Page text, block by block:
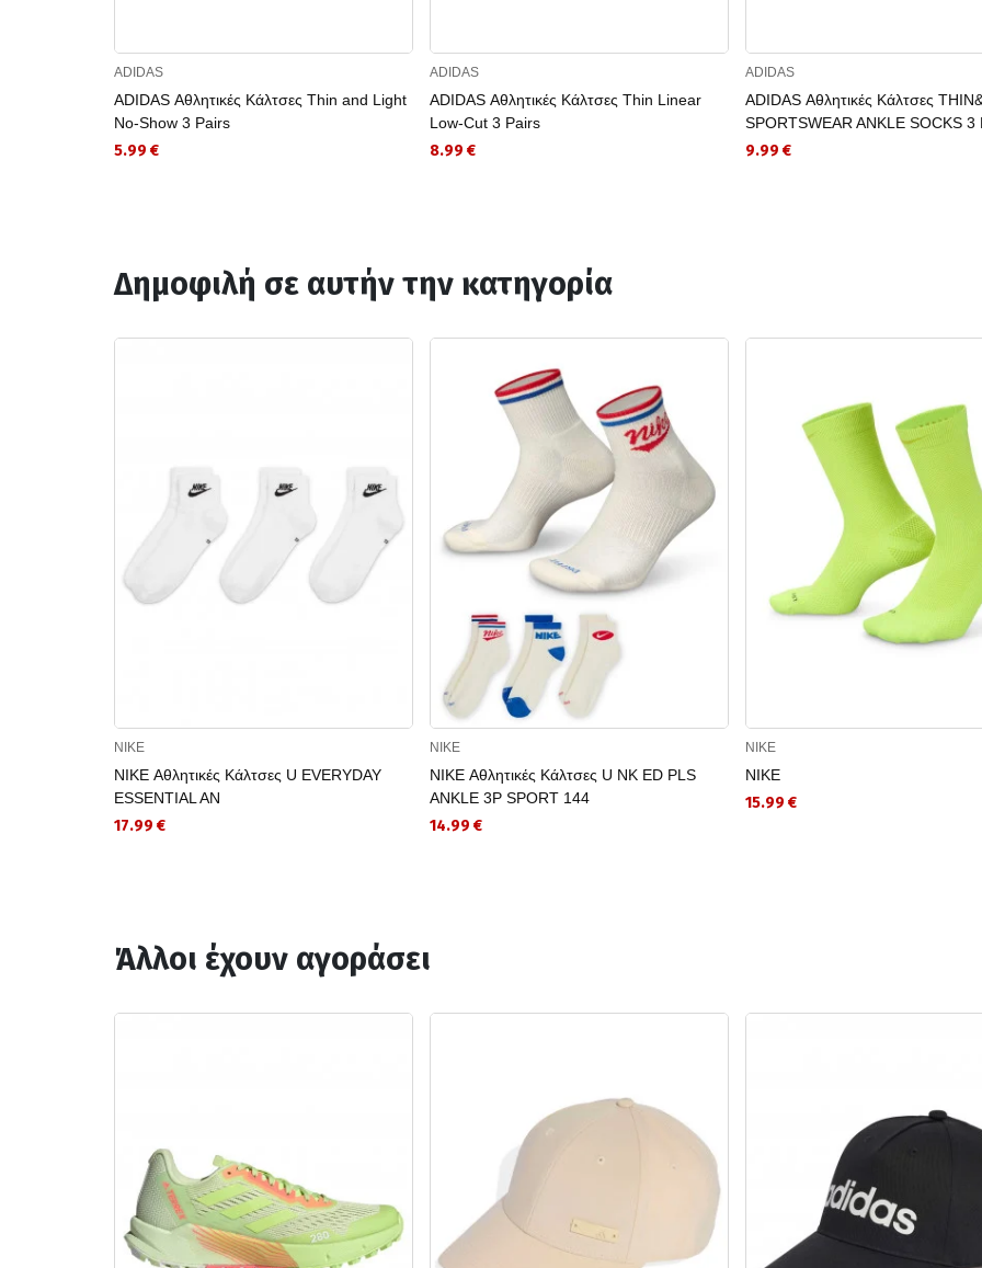
ADIDAS
ADIDAS Αθλητικές Κάλτσες Thin and Light
No-Show 3 Pairs
5.99 €
ADIDAS
ADIDAS Αθλητικές Κάλτσες Thin Linear
Low-Cut 3 Pairs
8.99 €
ADIDAS
ADIDAS Αθλητικές Κάλτσες
SPORTSWEAR ANKLE SOCKS 3
9.99 €
Δημοφιλή σε αυτήν την κατηγορία
NIKE
NIKE Αθλητικές Κάλτσες U EVERYDAY
ESSENTIAL AN
17.99 €
NIKE
NIKE Αθλητικές Κάλτσες U NK ED PLS
ANKLE 3P SPORT 144
14.99 €
NIKE
NIKE
15.99 €
Άλλοι έχουν αγοράσει